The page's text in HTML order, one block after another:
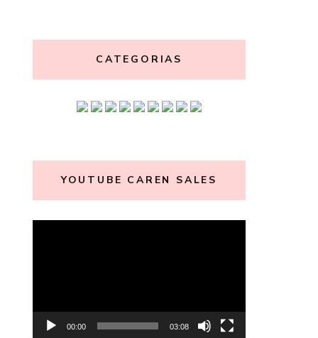
CATEGORIAS
YOUTUBE CAREN SALES
00:00 03:08